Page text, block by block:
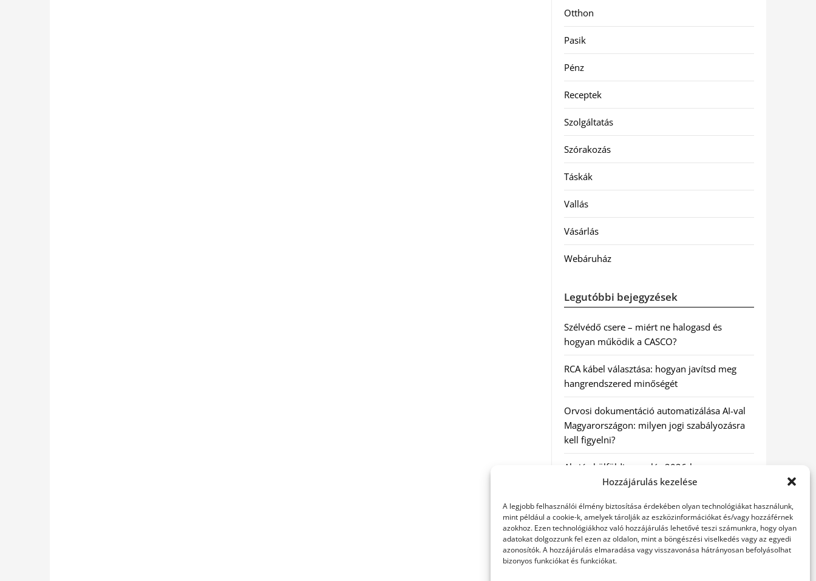
Hozzájárulás kezelése
A legjobb felhasználói élmény biztosítása érdekében olyan technológiákat használunk,
mint például a cookie-k, amelyek tárolják az eszközinformációkat és/vagy hozzáférnek
azokhoz. Ezen technológiákhoz való hozzájárulás lehetővé teszi számunkra, hogy olyan
adatokat dolgozzunk fel ezen az oldalon, mint a böngészési viselkedés vagy az egyedi
azonosítók. A hozzájárulás elmaradása vagy visszavonása hátrányosan befolyásolhat
bizonyos funkciókat és funkciókat.
Otthon
Pasik
Pénz
Receptek
Szolgáltatás
Szórakozás
Táskák
Vallás
Vásárlás
Webáruház
Legutóbbi bejegyzések
Szélvédő csere – miért ne halogasd és
hogyan működik a CASCO?
RCA kábel választása: hogyan javítsd meg
hangrendszered minőségét
Orvosi dokumentáció automatizálása AI-val
Magyarországon: milyen jogi szabályozásra
kell figyelni?
Akciós külföldi nyaralás 2026-ban
előfoglalással: mit ellenőrizz az ár mellett?
A Kassai Irodaház modern munkakörnyezetet
biztosít
KERESÉS: